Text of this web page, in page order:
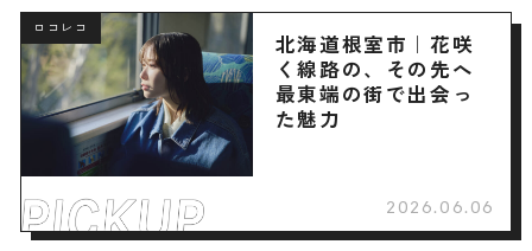
ロコレコ
北海道根室市｜花咲
く線路の、その先へ
最東端の街で出会っ
た魅力
2026.06.06